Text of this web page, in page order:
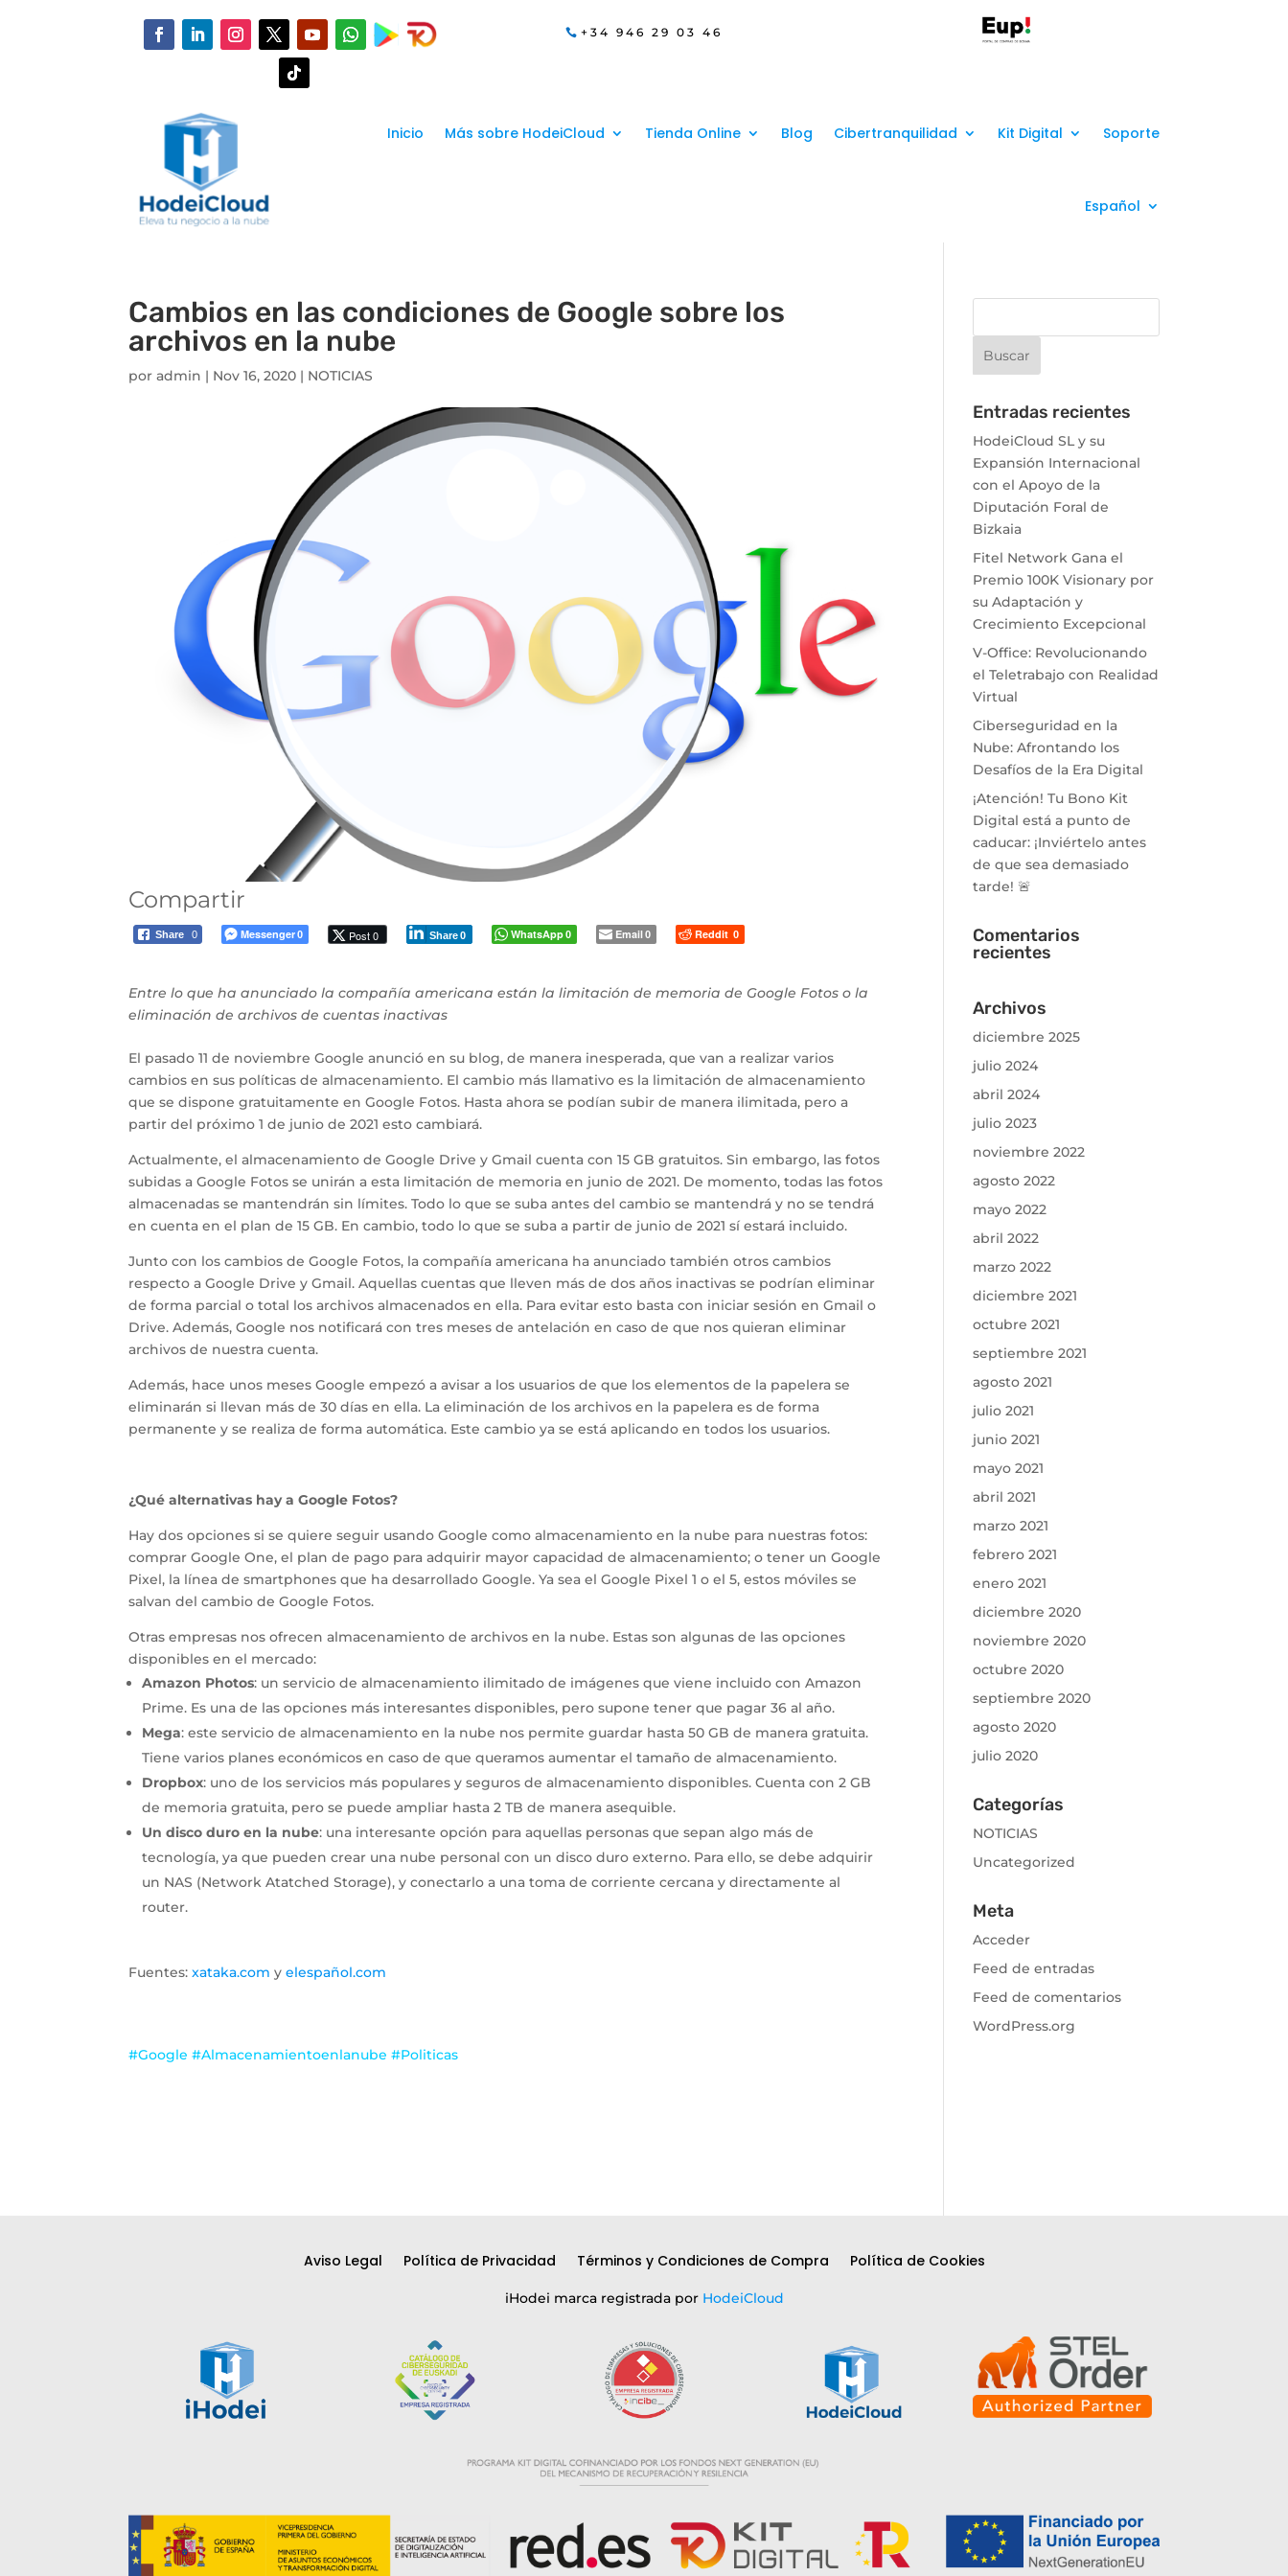
+34 946 29 03 46
Inicio Más sobre HodeiCloud Tienda Online Blog Cibertranquilidad Kit Digital Soporte
Español
Cambios en las condiciones de Google sobre los
archivos en la nube
poradmin | Nov 16, 2020 | NOTICIAS
Compartir
Share 0 Messenger 0 Post 0 Share 0 WhatsApp 0 Email 0 Reddit 0
Entre lo que ha anunciado la compañía americana están la limitación de memoria de Google Fotos o la
eliminación de archivos de cuentas inactivas
El pasado 11 de noviembre Google anunció en su blog, de manera inesperada, que van a realizar varios
cambios en sus políticas de almacenamiento. El cambio más llamativo es la limitación de almacenamiento
que se dispone gratuitamente en Google Fotos. Hasta ahora se podían subir de manera ilimitada, pero a
partir del próximo 1 de junio de 2021 esto cambiará.
Actualmente, el almacenamiento de Google Drive y Gmail cuenta con 15 GB gratuitos. Sin embargo, las fotos
subidas a Google Fotos se unirán a esta limitación de memoria en junio de 2021. De momento, todas las fotos
almacenadas se mantendrán sin límites. Todo lo que se suba antes del cambio se mantendrá y no se tendrá
en cuenta en el plan de 15 GB. En cambio, todo lo que se suba a partir de junio de 2021 sí estará incluido.
Junto con los cambios de Google Fotos, la compañía americana ha anunciado también otros cambios
respecto a Google Drive y Gmail. Aquellas cuentas que lleven más de dos años inactivas se podrían eliminar
de forma parcial o total los archivos almacenados en ella. Para evitar esto basta con iniciar sesión en Gmail o
Drive. Además, Google nos notificará con tres meses de antelación en caso de que nos quieran eliminar
archivos de nuestra cuenta.
Además, hace unos meses Google empezó a avisar a los usuarios de que los elementos de la papelera se
eliminarán si llevan más de 30 días en ella. La eliminación de los archivos en la papelera es de forma
permanente y se realiza de forma automática. Este cambio ya se está aplicando en todos los usuarios.
¿Qué alternativas hay a Google Fotos?
Hay dos opciones si se quiere seguir usando Google como almacenamiento en la nube para nuestras fotos:
comprar Google One, el plan de pago para adquirir mayor capacidad de almacenamiento; o tener un Google
Pixel, la línea de smartphones que ha desarrollado Google. Ya sea el Google Pixel 1 o el 5, estos móviles se
salvan del cambio de Google Fotos.
Otras empresas nos ofrecen almacenamiento de archivos en la nube. Estas son algunas de las opciones
disponibles en el mercado:
Amazon Photos: un servicio de almacenamiento ilimitado de imágenes que viene incluido con Amazon
Prime. Es una de las opciones más interesantes disponibles, pero supone tener que pagar 36 al año.
Mega: este servicio de almacenamiento en la nube nos permite guardar hasta 50 GB de manera gratuita.
Tiene varios planes económicos en caso de que queramos aumentar el tamaño de almacenamiento.
Dropbox: uno de los servicios más populares y seguros de almacenamiento disponibles. Cuenta con 2 GB
de memoria gratuita, pero se puede ampliar hasta 2 TB de manera asequible.
Un disco duro en la nube: una interesante opción para aquellas personas que sepan algo más de
tecnología, ya que pueden crear una nube personal con un disco duro externo. Para ello, se debe adquirir
un NAS (Network Atatched Storage), y conectarlo a una toma de corriente cercana y directamente al
router.
Fuentes: xataka.com yelespañol.com
#Google #Almacenamientoenlanube #Politicas
Entradas recientes
HodeiCloud SL y su
Expansión Internacional
con el Apoyo de la
Diputación Foral de
Bizkaia
Fitel Network Gana el
Premio 100K Visionary por
su Adaptación y
Crecimiento Excepcional
V-Office: Revolucionando
el Teletrabajo con Realidad
Virtual
Ciberseguridad en la
Nube: Afrontando los
Desafíos de la Era Digital
¡Atención! Tu Bono Kit
Digital está a punto de
caducar: ¡Inviértelo antes
de que sea demasiado
tarde! 🚨
Comentarios
recientes
Archivos
diciembre 2025
julio 2024
abril 2024
julio 2023
noviembre 2022
agosto 2022
mayo 2022
abril 2022
marzo 2022
diciembre 2021
octubre 2021
septiembre 2021
agosto 2021
julio 2021
junio 2021
mayo 2021
abril 2021
marzo 2021
febrero 2021
enero 2021
diciembre 2020
noviembre 2020
octubre 2020
septiembre 2020
agosto 2020
julio 2020
Categorías
NOTICIAS
Uncategorized
Meta
Acceder
Feed de entradas
Feed de comentarios
WordPress.org
Aviso Legal Política de Privacidad Términos y Condiciones de Compra Política de Cookies
iHodei marca registrada por HodeiCloud